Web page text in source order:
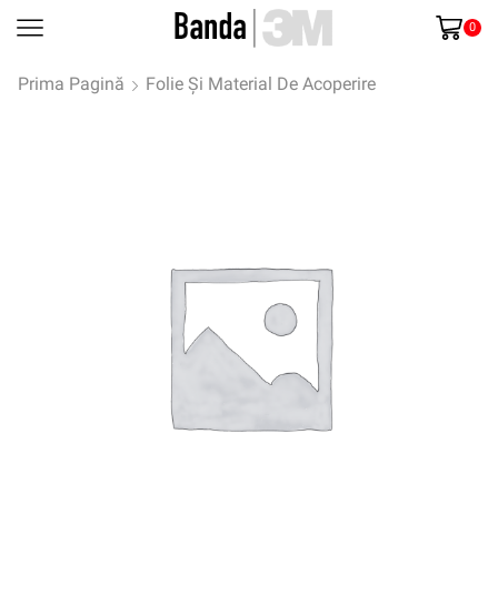
0
Prima Pagină Folie Și Material De Acoperire